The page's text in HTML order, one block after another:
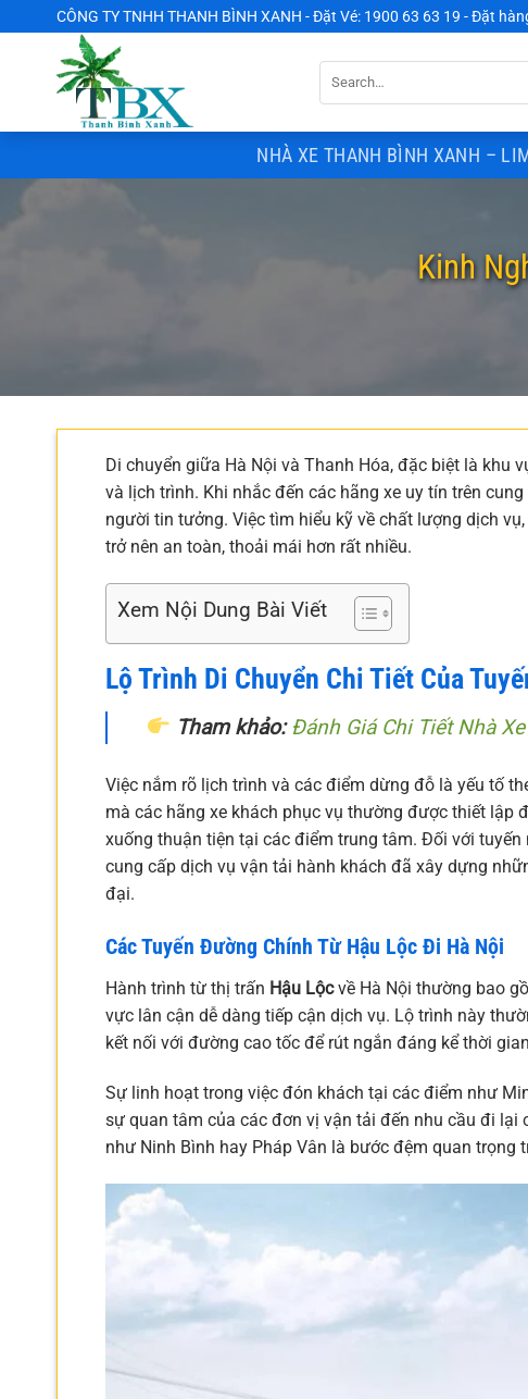
đến
CÔNG TY TNHH THANH BÌNH XANH - Đặt Vé: 1900 63 63 19 - Đặt
NHÀ XE THANH BÌNH XANH –
Kinh
Di chuyển giữa Hà Nội và Thanh Hóa, đặc biệt là khu
và lịch trình. Khi nhắc đến các hãng xe uy tín trên
người tin tưởng. Việc tìm hiểu kỹ về chất lượng dịch
trở nên an toàn, thoải mái hơn rất nhiều.
Xem Nội Dung Bài Viết
Lộ Trình Di Chuyển Chi Tiết Của
Tham khảo: Đánh Giá Chi Tiết Nhà
Việc nắm rõ lịch trình và các điểm dừng đỗ là yếu tố
mà các hãng xe khách phục vụ thường được thiết lập
xuống thuận tiện tại các điểm trung tâm. Đối với
cung cấp dịch vụ vận tải hành khách đã xây dựng
đại.
Các Tuyến Đường Chính Từ Hậu Lộc Đi Hà Nội
Hành trình từ thị trấn Hậu Lộcvề Hà Nội thường bao
vực lân cận dễ dàng tiếp cận dịch vụ. Lộ trình này
kết nối với đường cao tốc để rút ngắn đáng kể thời
Sự linh hoạt trong việc đón khách tại các điểm như
sự quan tâm của các đơn vị vận tải đến nhu cầu đi
như Ninh Bình hay Pháp Vân là bước đệm quan trọng